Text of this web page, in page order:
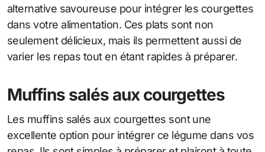
alternative savoureuse pour intégrer les courgettes
dans votre alimentation. Ces plats sont non
seulement délicieux, mais ils permettent aussi de
varier les repas tout en étant rapides à préparer.
Muffins salés aux courgettes
Les muffins salés aux courgettes sont une
excellente option pour intégrer ce légume dans vos